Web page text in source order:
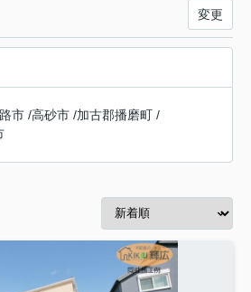
変更
市 /高砂市 /加古郡播磨町 /